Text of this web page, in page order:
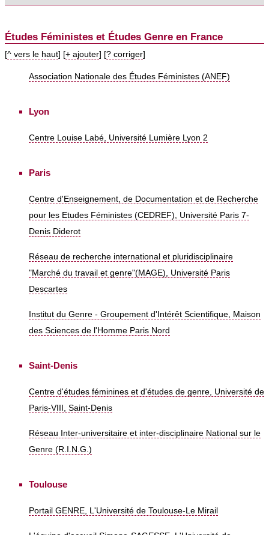
Études Féministes et Études Genre en France
[^ vers le haut] [+ ajouter] [? corriger]
Association Nationale des Études Féministes (ANEF)
Lyon
Centre Louise Labé, Université Lumière Lyon 2
Paris
Centre d'Enseignement, de Documentation et de Recherche
pour les Etudes Féministes (CEDREF), Université Paris 7-
Denis Diderot
Réseau de recherche international et pluridisciplinaire
"Marché du travail et genre"(MAGE), Université Paris
Descartes
Institut du Genre - Groupement d'Intérêt Scientifique, Maison
des Sciences de l'Homme Paris Nord
Saint-Denis
Centre d'études féminines et d'études de genre, Université de
Paris-VIII, Saint-Denis
Réseau Inter-universitaire et inter-disciplinaire National sur le
Genre (R.I.N.G.)
Toulouse
Portail GENRE, L'Université de Toulouse-Le Mirail